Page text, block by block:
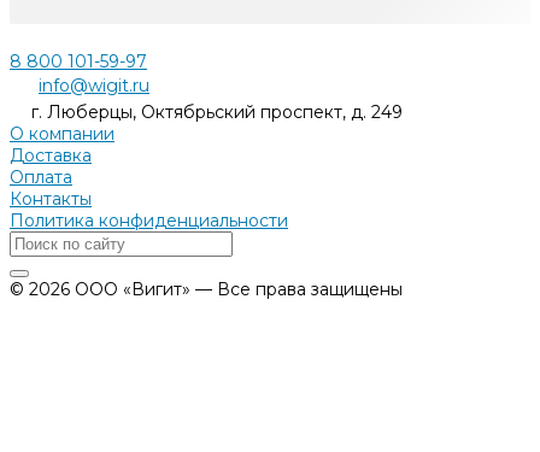
8 800 101-59-97
info@wigit.ru
г. Люберцы, Октябрьский проспект, д. 249
О компании
Доставка
Оплата
Контакты
Политика конфиденциальности
© 2026 ООО «Вигит» — Все права защищены